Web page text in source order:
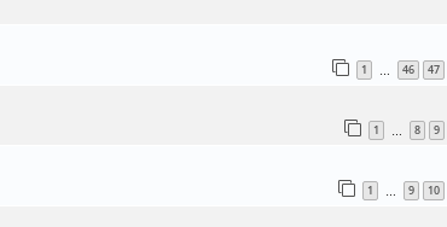
1 46 47
1 8 9
1 9 10